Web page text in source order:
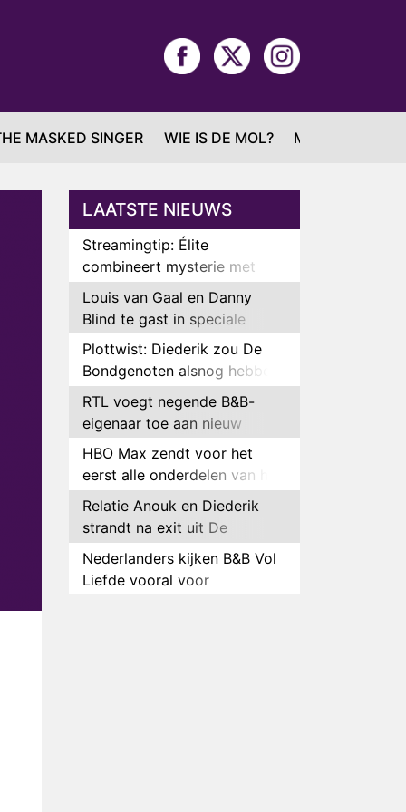
MASKED SINGER WIE IS DE MOL? MAFS
LAATSTE NIEUWS
Streamingtip: Élite
combineert mysterie met
romantie
Louis van Gaal en Danny
Blind te gast in speciale
aflevering van Tussen de
Palen
Plottwist: Diederik zou De
Bondgenoten alsnog hebben
verlaten
RTL voegt negende B&B-
eigenaar toe aan nieuw
seizoen B&B Vol Liefde
HBO Max zendt voor het
eerst alle onderdelen van het
EK Atletiek uit
Relatie Anouk en Diederik
strandt na exit uit De
Bondgenoten
Nederlanders kijken B&B Vol
Liefde vooral voor